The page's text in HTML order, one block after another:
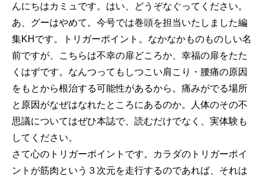
んにちはカミュです。はい、どうぞなぐってください。
あ、グーはやめて。今号では巻頭を担当いたしました編
集KHです。トリガーポイント。なかなかものものしい名
前ですが、こちらは不幸の扉どころか、幸福の扉をたた
くはずです。なんつってもしつこい肩こり・腰痛の原因
をもとから根治する可能性があるから。痛みがでる場所
と原因がなぜはなれたところにあるのか。人体のその不
思議についてはぜひ本誌で、読むだけでなく、実体験も
してください。
さて心のトリガーポイントです。カラダのトリガーポイ
ントが筋肉という３次元を走行するのであれば、それは